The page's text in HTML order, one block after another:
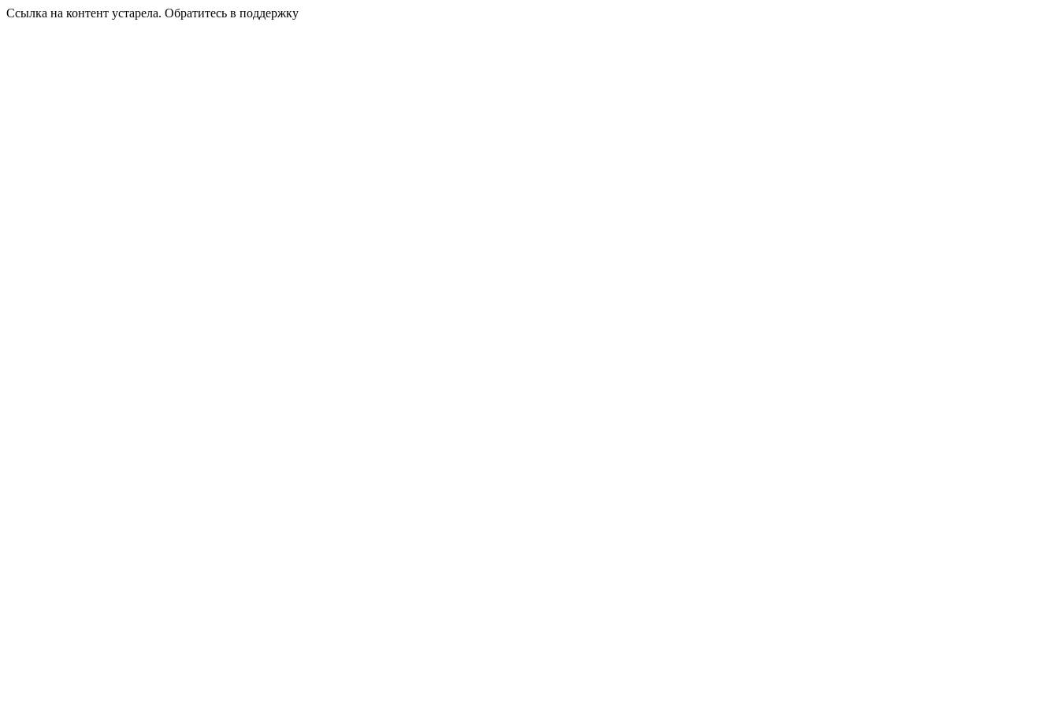
Ссылка на контент устарела. Обратитесь в поддержку